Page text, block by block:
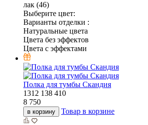
лак (46)
Выберите цвет:
Варианты отделки :
Натуральные цвета
Цвета без эффектов
Цвета с эффектами
Полка для тумбы Скандия
1312 138 410
8 750
в корзину Товар в корзине